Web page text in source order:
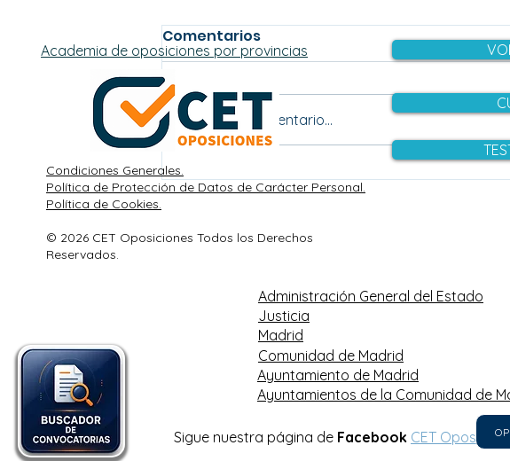
Oposiciones del Estado:
plazas, plazos, tasas y
Administrativo,
Comentarios
Escribir un comentario...
Academia de oposiciones por provincias
Condiciones Generales.
Política de Protección de Datos de Carácter Personal.
Política de Cookies.
© 2026 CET Oposiciones Todos los Derechos
Reservados.
Administración General del Estado
Justicia
Madrid
Comunidad de Madrid
Ayuntamiento de Madrid
Ayuntamientos de la Comunidad de
Sigue nuestra página de Facebook CET